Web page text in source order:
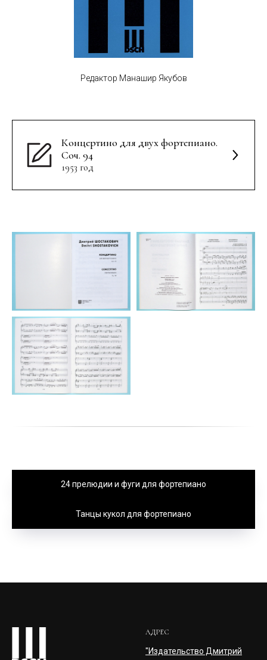
Редактор Манашир Якубов
Концертино для двух фортепиано.
Соч. 94
1953 год
24 прелюдии и фуги для фортепиано
Танцы кукол для фортепиано
АДРЕС
"Издательство Дмитрий